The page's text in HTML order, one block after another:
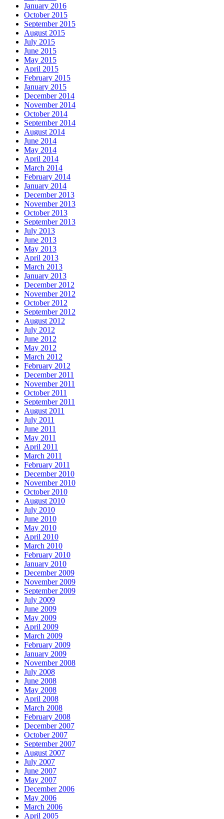
January 2016
October 2015
September 2015
August 2015
July 2015
June 2015
May 2015
April 2015
February 2015
January 2015
December 2014
November 2014
October 2014
September 2014
August 2014
June 2014
May 2014
April 2014
March 2014
February 2014
January 2014
December 2013
November 2013
October 2013
September 2013
July 2013
June 2013
May 2013
April 2013
March 2013
January 2013
December 2012
November 2012
October 2012
September 2012
August 2012
July 2012
June 2012
May 2012
March 2012
February 2012
December 2011
November 2011
October 2011
September 2011
August 2011
July 2011
June 2011
May 2011
April 2011
March 2011
February 2011
December 2010
November 2010
October 2010
August 2010
July 2010
June 2010
May 2010
April 2010
March 2010
February 2010
January 2010
December 2009
November 2009
September 2009
July 2009
June 2009
May 2009
April 2009
March 2009
February 2009
January 2009
November 2008
July 2008
June 2008
May 2008
April 2008
March 2008
February 2008
December 2007
October 2007
September 2007
August 2007
July 2007
June 2007
May 2007
December 2006
May 2006
March 2006
April 2005